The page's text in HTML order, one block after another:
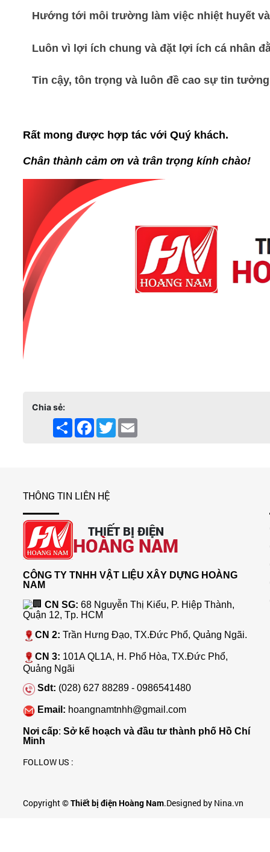
Hướng tới môi trường làm việc nhiệt huyết
Luôn vì lợi ích chung và đặt lợi ích cá nhân
Tin cậy, tôn trọng và luôn đề cao sự tin
Rất mong được hợp tác với Quý khách.
Chân thành cảm ơn và trân trọng kính chào!
Chia sẻ:
Share Facebook
Twitter
THÔNG TIN LIÊN HỆ
THIẾT BỊ ĐIỆN
HOÀNG NAM
CÔNG TY TNHH VẬT LIỆU XÂY DỰNG HOÀNG
NAM
CN SG: 68 Nguyễn Thị Kiểu, P. Hiệp Thành,
Quận 12, Tp. HCM
CN 2: Trần Hưng Đạo, TX.Đức Phổ, Quảng Ngãi.
CN 3: 101A QL1A, H. Phổ Hòa, TX.Đức Phổ,
Quảng Ngãi
Sdt: (028) 627 88289 - 0986541480
Email: hoangnamtnhh@gmail.com
Nơi cấp: Sở kế hoạch và đầu tư thành phố Hồ Chí
Minh
FOLLOW US :
Copyright ©Thiết bị điện Hoàng Nam.Designed by Nina.vn